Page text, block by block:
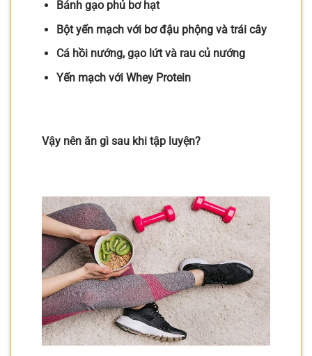
Bánh gạo phủ bơ hạt
Bột yến mạch với bơ đậu phộng và trái cây
Cá hồi nướng, gạo lứt và rau củ nướng
Yến mạch với Whey Protein
Vậy nên ăn gì sau khi tập luyện?